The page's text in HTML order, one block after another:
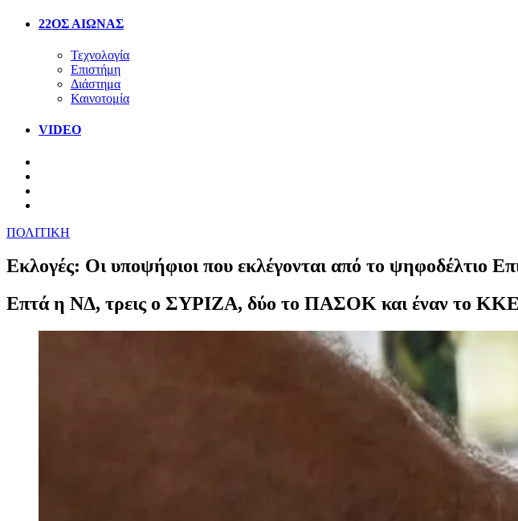
22ΟΣ ΑΙΩΝΑΣ
Τεχνολογία
Επιστήμη
Διάστημα
Καινοτομία
VIDEO
ΠΟΛΙΤΙΚΗ
Εκλογές: Οι υποψήφιοι που εκλέγονται από το ψηφοδέλτιο
Επτά η ΝΔ, τρεις ο ΣΥΡΙΖΑ, δύο το ΠΑΣΟΚ και έναν το